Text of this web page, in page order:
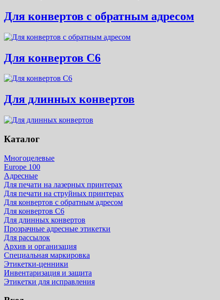
Для конвертов с обратным адресом
Для конвертов С6
Для длинных конвертов
Каталог
Многоцелевые
Europe 100
Адресные
Для печати на лазерных принтерах
Для печати на струйных принтерах
Для конвертов с обратным адресом
Для конвертов С6
Для длинных конвертов
Прозрачные адресные этикетки
Для рассылок
Архив и организация
Специальная маркировка
Этикетки-ценники
Инвентаризация и защита
Этикетки для исправления